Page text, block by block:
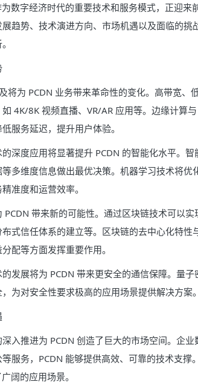
为数字经济时代的重要技术和服务模式，正迎来
趋势、技术演进方向、市场机遇以及面临的
将为 PCDN 业务带来革命性的变化。高带宽、
4K/8K 视频直播、VR/AR 应用等。边缘计算
服务延迟，提升用户体验。
深度应用将显著提升 PCDN 的智能化水平。
多维度信息做出最优决策。机器学习技术将
准度和运营效率。
PCDN 带来新的可能性。通过区块链技术可以
布式信任体系的建立等。区块链的去中心化特性
配等方面发挥重要作用。
发展将为 PCDN 带来更安全的通信保障。量
为对安全性要求极高的应用场景提供解决方案。
入推进为 PCDN 创造了巨大的市场空间。企
服务，PCDN 能够提供高效、可靠的技术支
阔的应用场景。